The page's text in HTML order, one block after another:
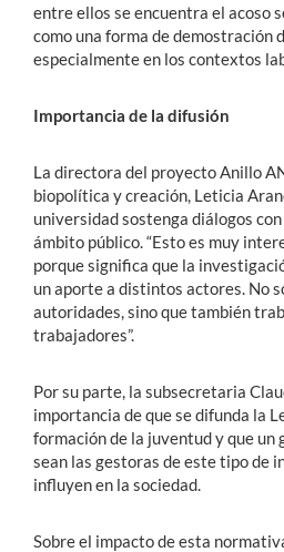
entre ellos se encuentra el acoso
como una forma de demostración
especialmente en los contextos
Importancia de la difusión
La directora del proyecto Anillo
biopolítica y creación, Leticia
universidad sostenga diálogos
ámbito público. “Esto es muy
porque significa que la
un aporte a distintos actores. No
autoridades, sino que también
trabajadores”.
Por su parte, la subsecretaria
importancia de que se difunda la
formación de la juventud y que un
sean las gestoras de este tipo de
influyen en la sociedad.
Sobre el impacto de esta